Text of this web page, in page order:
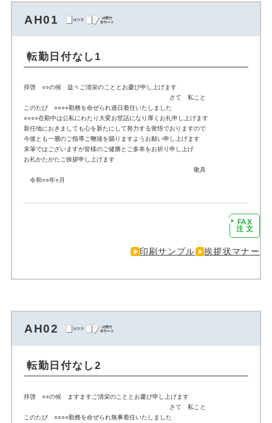
AH01
転勤日付なし1
拝啓 ○○の候 益々ご清栄のこととお慶び申し上げます
さて 私こと
このたび ○○○○勤務を命ぜられ過日着任いたしました
○○○○在勤中は公私にわたり大変お世話になり厚くお礼申し上げます
新任地におきましても心を新たにして努力する覚悟でおりますので
今後とも一層のご指導ご鞭撻を賜りますようお願い申し上げます
末筆ではございますが皆様のご健勝とご多幸をお祈り申し上げ
お礼かたがたご挨拶申し上げます
敬具
令和○○年○月
FAX
注 文
印刷サンプル 挨拶状マナー
AH02
転勤日付なし2
拝啓 ○○の候 ますますご清栄のこととお慶び申し上げます
さて 私こと
このたび ○○○○勤務を命ぜられ無事着任いたしました